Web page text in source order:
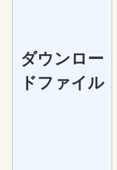
ダウンロー
ドファイル